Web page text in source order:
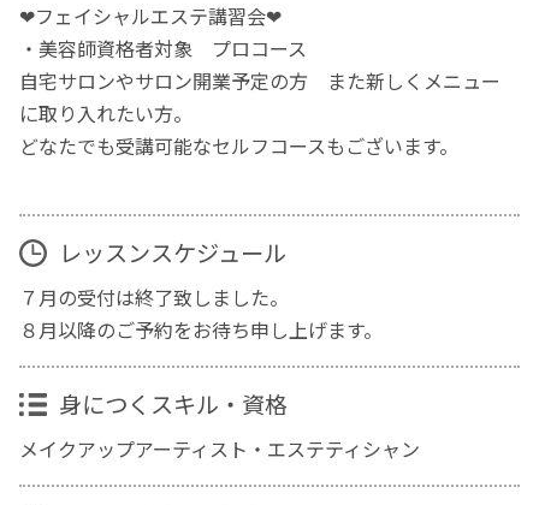
❤フェイシャルエステ講習会❤
・美容師資格者対象 プロコース
自宅サロンやサロン開業予定の方 また新しくメニュー
に取り入れたい方。
どなたでも受講可能なセルフコースもございます。
レッスンスケジュール
７月の受付は終了致しました。
８月以降のご予約をお待ち申し上げます。
身につくスキル・資格
メイクアップアーティスト・エステティシャン